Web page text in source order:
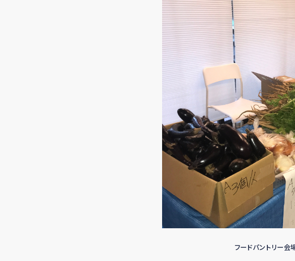
フードパントリー会